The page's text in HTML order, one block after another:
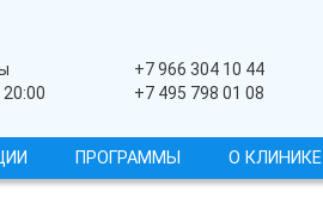
+7 966 304 10 44
+7 495 798 01 08
ПРОГРАММЫ О КЛИНИКЕ